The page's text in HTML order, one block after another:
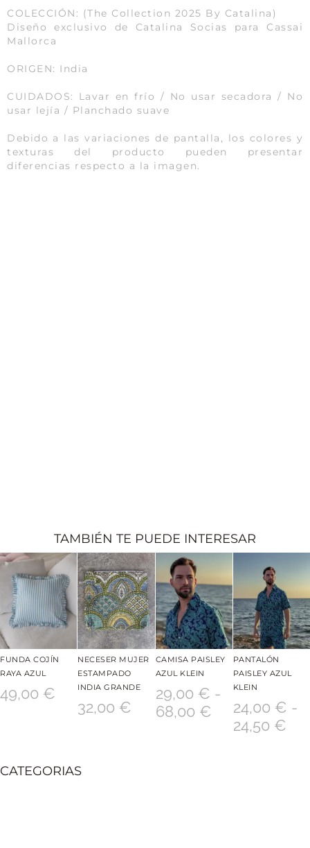
COLECCIÓN: (The Collection 2025 By Catalina)
Diseño exclusivo de Catalina Socias para Cassai
Mallorca
ORIGEN: India
CUIDADOS: Lavar en frío / No usar secadora / No
usar lejía / Planchado suave
Debido a las variaciones de pantalla, los colores y
texturas del producto pueden presentar
diferencias respecto a la imagen.
TAMBIÉN TE PUEDE INTERESAR
FUNDA COJÍN
RAYA AZUL
49,00 €
NECESER MUJER
ESTAMPADO
INDIA GRANDE
32,00 €
CAMISA PAISLEY
AZUL KLEIN
29,00 € -
68,00 €
PANTALÓN
PAISLEY AZUL
KLEIN
24,00 € -
24,50 €
CATEGORIAS